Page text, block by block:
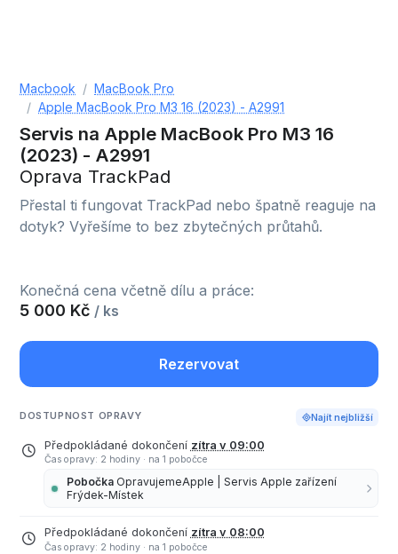
Macbook
MacBook Pro
Apple MacBook Pro M3 16 (2023) - A2991
Servis na Apple MacBook Pro M3 16
(2023) - A2991
Oprava TrackPad
Přestal ti fungovat TrackPad nebo špatně reaguje na
dotyk? Vyřešíme to bez zbytečných průtahů.
Konečná cena včetně dílu a práce:
5 000 Kč / ks
Rezervovat
DOSTUPNOST OPRAVY Najít nejbližší
Předpokládané dokončení zítra v 09:00
Čas opravy: 2 hodiny · na 1 pobočce
Pobočka OpravujemeApple | Servis Apple zařízení
Frýdek-Místek
Předpokládané dokončení zítra v 08:00
Čas opravy: 2 hodiny · na 1 pobočce